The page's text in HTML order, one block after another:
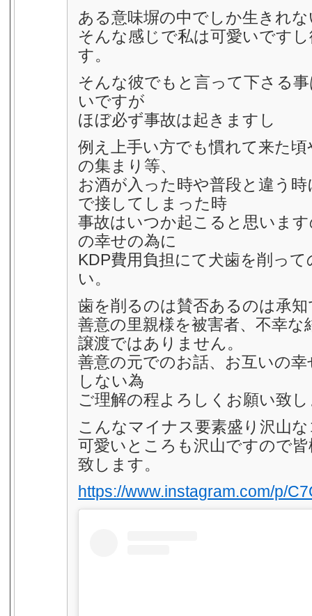
ある意味塀の中でしか生きれ
そんな感じで私は可愛いです
す。
そんな彼でもと言って下さる
いですが
ほぼ必ず事故は起きますし
例え上手い方でも慣れて来た
の集まり等、
お酒が入った時や普段と違う
で接してしまった時
事故はいつか起こると思いま
の幸せの為に
KDP費用負担にて犬歯を削っ
い。
歯を削るのは賛否あるのは承
善意の里親様を被害者、不幸
譲渡ではありません。
善意の元でのお話、お互いの
しない為
ご理解の程よろしくお願い致
こんなマイナス要素盛り沢山
可愛いところも沢山ですので
致します。
https://www.instagram.com/p/